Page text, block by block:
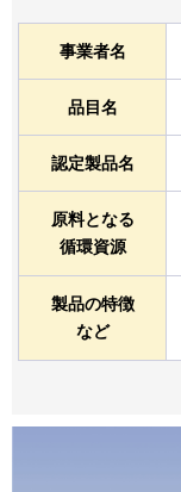
事業者名
品目名
認定製品名
原料となる
循環資源
製品の特徴
など